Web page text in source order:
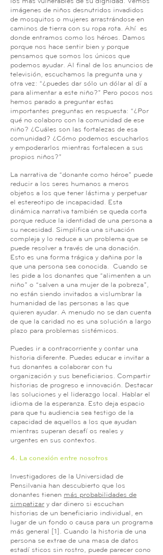
imágenes de niños desnutridos invadidos
de mosquitos o mujeres arrastrándose en
caminos de tierra con su ropa rota. Ahí es
donde entramos como los héroes. Damos
porque nos hace sentir bien y porque
pensamos que somos los únicos que
podemos ayudar. Al final de los anuncios de
televisión, escuchamos la pregunta una y
otra vez: “¿puedes dar sólo un dólar al día
para alimentar a este niño?” Pero pocos nos
hemos parado a preguntar estas
importantes preguntas en respuesta: “¿Por
qué no colaboro con la comunidad de ese
niño? ¿Cuáles son las fortalezas de esa
comunidad? ¿Cómo podemos escucharlos
y empoderarlos mientras fortalecen a sus
propios niños?”
La narrativa de “donante como héroe” puede
reducir a los seres humanos a meros
objetos a los que tener lástima y perpetuar
el estereotipo de incapacidad. Esta
dinámica narrativa también se queda corta
porque reduce la identidad de una persona a
su necesidad. Simplifica una situación
compleja y lo reduce a un problema que se
puede resolver a través de una donación.
Esto es una forma trágica y dañina por la
que una persona sea conocida. Cuando se
les pide a los donantes que “alimenten a un
niño” o “salven a una mujer de la pobreza”,
no están siendo invitados a vislumbrar la
humanidad de las personas a las que
quieren ayudar. A menudo no se dan cuenta
de que la caridad no es una solución a largo
plazo para problemas sistémicos.
Puedes ir a contracorriente y contar una
historia diferente. Puedes educar e invitar a
tus donantes a colaborar con tu
organización y sus beneficiarios. Compartir
historias de progreso e innovación. Destacar
las soluciones y el liderazgo local. Hablar el
idioma de la esperanza. Esto deja espacio
para que tu audiencia sea testigo de la
capacidad de aquellos a los que ayudan
mientras superan desafíos reales y
urgentes en sus contextos.
4. La conexión entre nosotros
Investigadores de la Universidad de
Pensilvania han descubierto que los
donantes tienen más probabilidades de
simpatizar y dar dinero si escuchan
historias de un beneficiario individual, en
lugar de un fondo o causa para un programa
más general [1]. Cuando la historia de una
persona se extrae de una masa de datos
estadísticos sin rostro, puede parecer cono